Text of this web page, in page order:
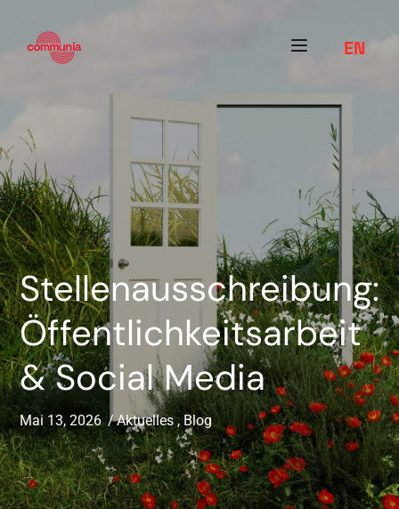
EN
Stellenausschreibung:
Öffentlichkeitsarbeit
& Social Media
Mai 13, 2026 Aktuelles,Blog